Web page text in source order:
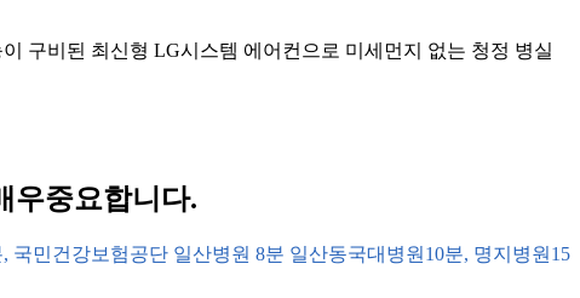
구비된 최신형 LG시스템 에어컨으로 미세먼지 없는 청정 병실
우중요합니다.
국민건강보험공단 일산병원 8분 일산동국대병원10분, 명지병원15